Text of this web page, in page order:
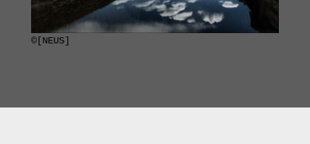
©[NEUS]